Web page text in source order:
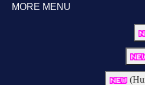
MORE MENU